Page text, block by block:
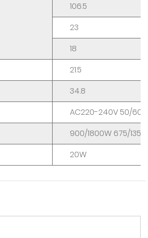
106.5
23
18
21.5
34.8
AC220-240V 50/
900/1800W 675/
20W